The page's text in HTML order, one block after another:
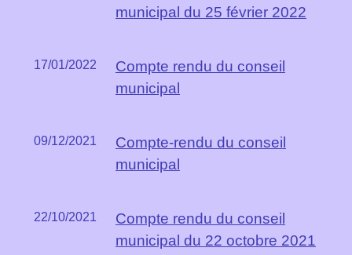
municipal du 25 février 2022
17/01/2022
Compte rendu du conseil
municipal
09/12/2021
Compte-rendu du conseil
municipal
22/10/2021
Compte rendu du conseil
municipal du 22 octobre 2021